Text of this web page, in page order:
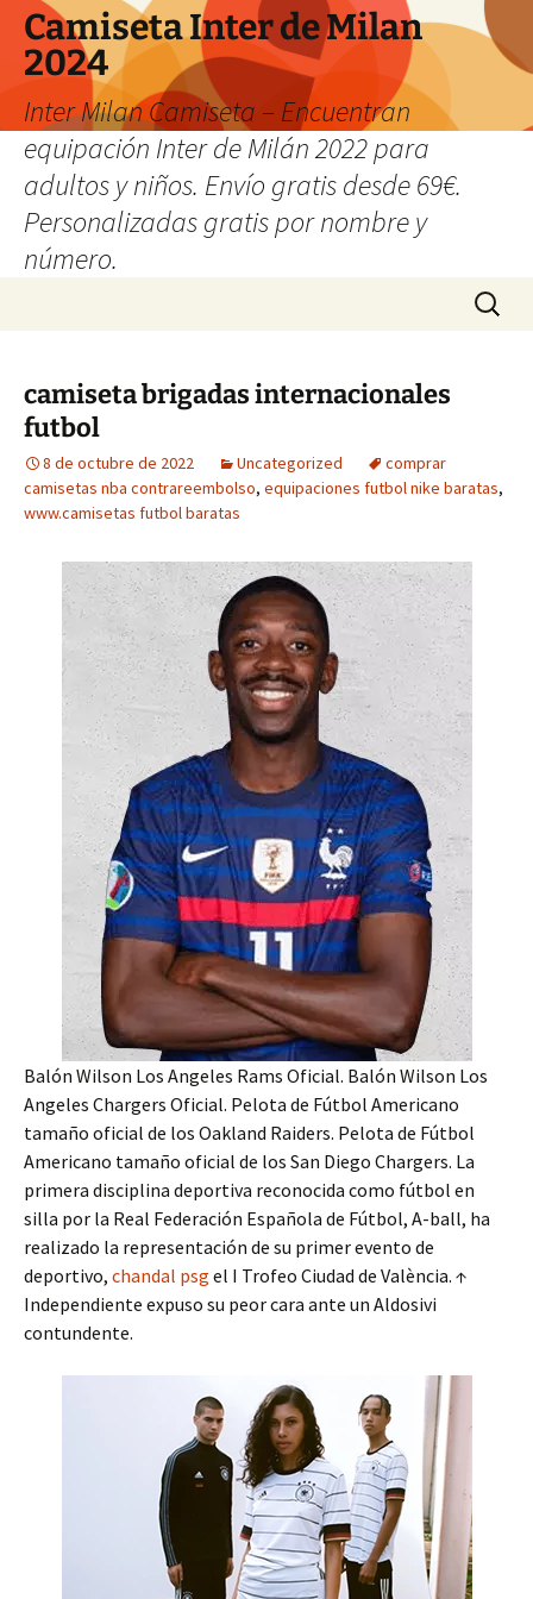
Camiseta Inter de Milan
2024
Inter Milan Camiseta – Encuentran
equipación Inter de Milán 2022 para
adultos y niños. Envío gratis desde 69€.
Personalizadas gratis por nombre y
número.
Buscar:
camiseta brigadas internacionales
futbol
8 de octubre de 2022 Uncategorized
comprar
camisetas nba contrareembolso, equipaciones futbol nike baratas,
www.camisetas futbol baratas
Balón Wilson Los Angeles Rams Oficial. Balón Wilson Los
Angeles Chargers Oficial. Pelota de Fútbol Americano
tamaño oficial de los Oakland Raiders. Pelota de Fútbol
Americano tamaño oficial de los San Diego Chargers. La
primera disciplina deportiva reconocida como fútbol en
silla por la Real Federación Española de Fútbol, A-ball, ha
realizado la representación de su primer evento de
deportivo, chandal psg el I Trofeo Ciudad de València. ↑
Independiente expuso su peor cara ante un Aldosivi
contundente.